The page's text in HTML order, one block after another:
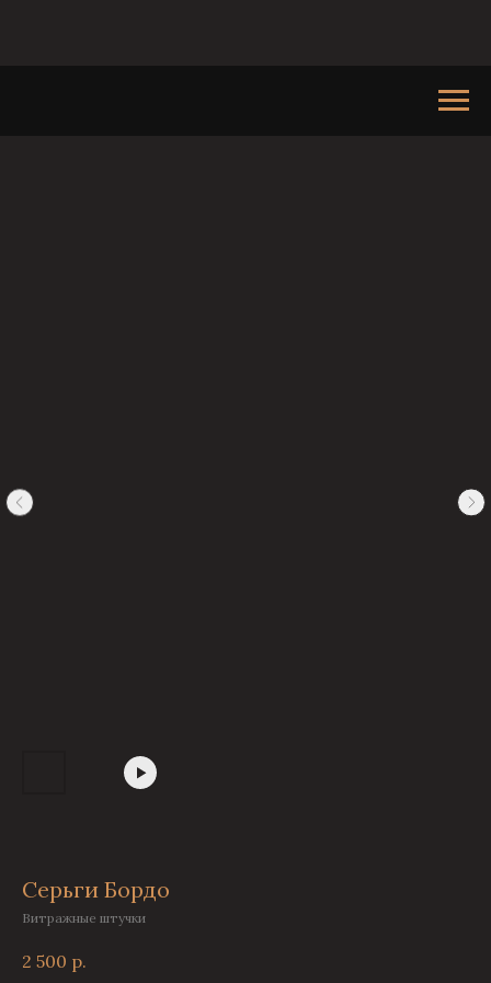
Серьги Бордо
Витражные штучки
2 500 р.